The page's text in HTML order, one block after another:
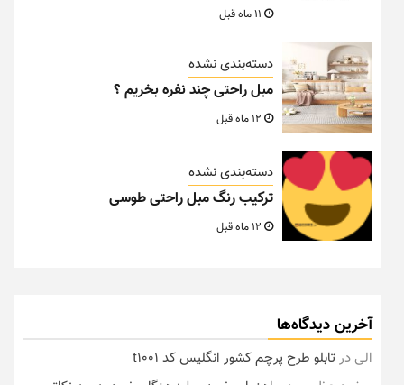
دسته‌بندی نشده
مبل راحتی چند نفره بخریم ؟
دسته‌بندی نشده
ترکیب رنگ مبل راحتی طوسی
آخرین دیدگاه‌ها
الیدرتابلو طرح پرچم کشور انگلیس کد t1001